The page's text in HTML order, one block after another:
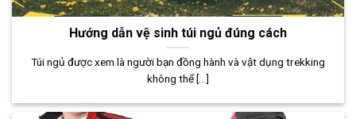
Hướng dẫn vệ sinh túi ngủ đúng cách
Túi ngủ được xem là người bạn đồng hành và vật dụng trekking
không thể [...]